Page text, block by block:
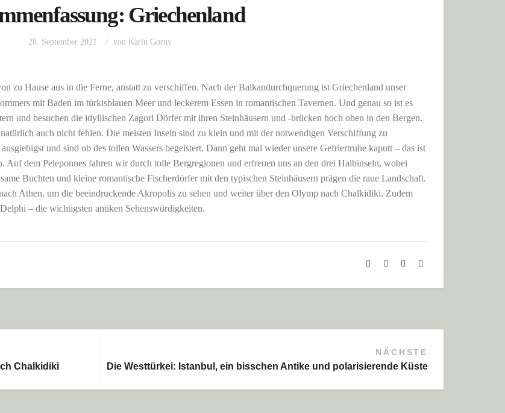
Griechenland
28. September 2021 von Karin Gorny
zu Hause aus in die Ferne, anstatt zu verschiffen. Nach der Balkandurchquerung ist Griechenland unser
mit Baden im türkisblauen Meer und leckerem Essen in romantischen Tavernen. Und genau so ist es
und besuchen die idyllischen Zagori Dörfer mit ihren Steinhäusern und -brücken hoch oben in den Bergen.
auch nicht fehlen. Die meisten Inseln sind zu klein und mit der notwendigen Verschiffung zu
und sind ob des tollen Wassers begeistert. Dann geht mal wieder unsere Gefriertruhe kaputt – das ist
Auf dem Peleponnes fahren wir durch tolle Bergregionen und erfreuen uns an den drei Halbinseln, wobei
Buchten und kleine romantische Fischerdörfer mit den typischen Steinhäusern prägen die raue Landschaft.
Athen, um die beeindruckende Akropolis zu sehen und weiter über den Olymp nach Chalkidiki. Zudem
– die wichtigsten antiken Sehenswürdigkeiten.
Chalkidiki
NÄCHSTE
Die Westtürkei: Istanbul, ein bisschen Antike und polarisierende Küste